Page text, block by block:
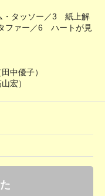
タッソー／3 紙上解
ァー／6 ハートが見
中優子）
宏）